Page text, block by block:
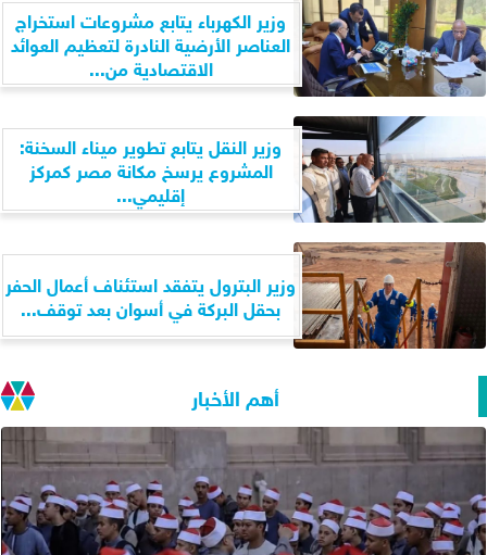
وزير الكهرباء يتابع مشروعات استخراج
العناصر الأرضية النادرة لتعظيم العوائد
الاقتصادية من...
وزير النقل يتابع تطوير ميناء السخنة:
المشروع يرسخ مكانة مصر كمركز
إقليمي...
وزير البترول يتفقد استئناف أعمال الحفر
بحقل البركة في أسوان بعد توقف...
أهم الأخبار